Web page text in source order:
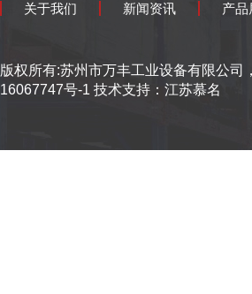
关于我们 新闻资讯 产品
版权所有:苏州市万丰工业设备有限公
16067747号-1 技术支持： 江苏慕名